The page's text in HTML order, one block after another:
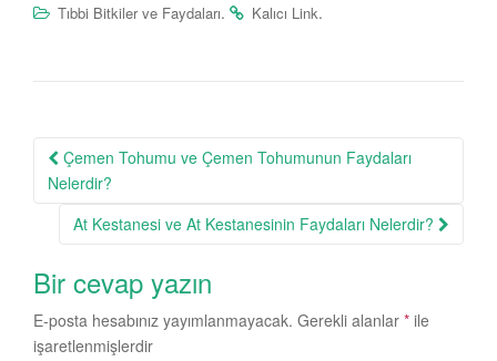
Tıbbi Bitkiler ve Faydaları. Kalıcı Link.
Post
navigation
Çemen Tohumu ve Çemen Tohumunun Faydaları
Nelerdir?
At Kestanesi ve At Kestanesinin Faydaları Nelerdir?
Bir cevap yazın
E-posta hesabınız yayımlanmayacak. Gerekli alanlar * ile
işaretlenmişlerdir